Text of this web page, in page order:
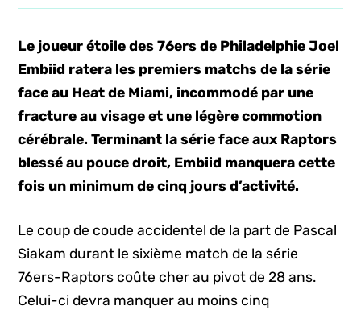
Le joueur étoile des 76ers de Philadelphie Joel
Embiid ratera les premiers matchs de la série
face au Heat de Miami, incommodé par une
fracture au visage et une légère commotion
cérébrale. Terminant la série face aux Raptors
blessé au pouce droit, Embiid manquera cette
fois un minimum de cinq jours d’activité.
Le coup de coude accidentel de la part de Pascal
Siakam durant le sixième match de la série
76ers-Raptors coûte cher au pivot de 28 ans.
Celui-ci devra manquer au moins cinq